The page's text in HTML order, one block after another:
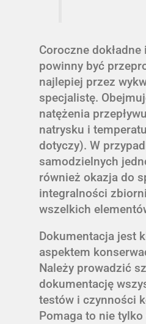
Coroczne
powinny być
najlepiej przez
specjalistę.
natężenia
natrysku i
dotyczy). W
samodzielnych
również okazja do
integralności
wszelkich
Dokumentacja jest
aspektem
Należy prowadzić
dokumentację
testów i czynności
Pomaga to nie